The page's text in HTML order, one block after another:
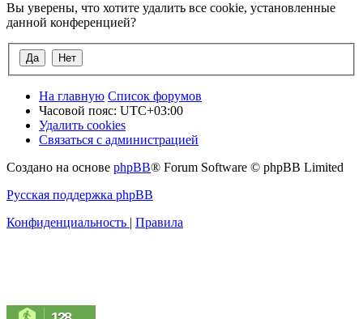
Вы уверены, что хотите удалить все cookie, установленные
данной конференцией?
На главную Список форумов
Часовой пояс: UTC+03:00
Удалить cookies
Связаться с администрацией
Создано на основе phpBB® Forum Software © phpBB Limited
Русская поддержка phpBB
Конфиденциальность | Правила